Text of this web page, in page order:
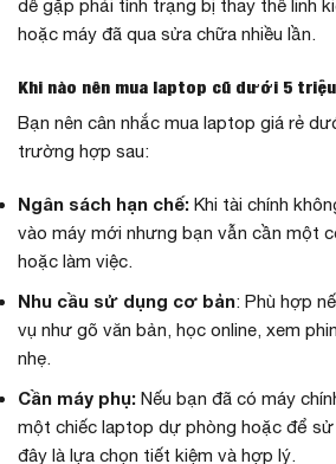
dễ gặp phải tình trạng bị thay thế linh
hoặc máy đã qua sửa chữa nhiều lần.
Khi nào nên mua laptop cũ dưới 5
Bạn nên cân nhắc mua laptop giá rẻ
trường hợp sau:
Ngân sách hạn chế: Khi tài chính
vào máy mới nhưng bạn vẫn cần một
hoặc làm việc.
Nhu cầu sử dụng cơ bản: Phù hợp
vụ như gõ văn bản, học online, xem
nhẹ.
Cần máy phụ: Nếu bạn đã có máy
một chiếc laptop dự phòng hoặc để sử
đây là lựa chọn tiết kiệm và hợp lý.